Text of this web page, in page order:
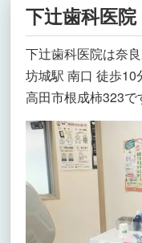
下辻歯科医院
下辻歯科医院は奈
坊城駅 南口 徒歩
高田市根成柿323で